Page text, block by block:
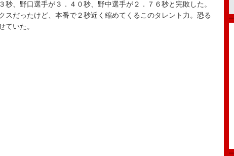
秒、野口選手が３．４０秒、野中選手が２．７６秒と完敗した。
スだったけど、本番で２秒近く縮めてくるこのタレント力。恐る
ていた。